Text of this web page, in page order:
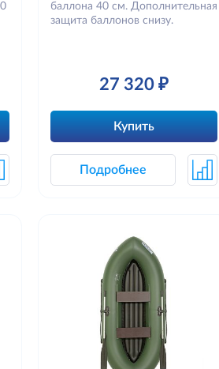
баллона 40 см. Дополнительная
защита баллонов снизу.
27 320 ₽
Купить
Подробнее